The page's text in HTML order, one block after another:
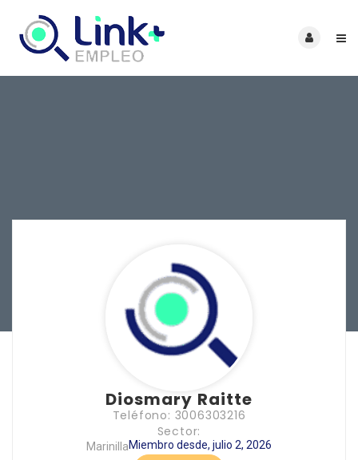
Diosmary Raitte
Teléfono: 3006303216
Sector:
MarinillaMiembro desde, julio 2, 2026